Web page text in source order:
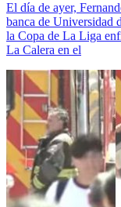
El día de ayer,
banca de Universidad
la Copa de La Liga
La Calera en el